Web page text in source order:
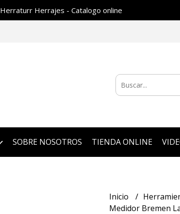
Herraturr Herrajes - Catalogo online
SOBRE NOSOTROS TIENDA ONLINE
Inicio
Medidor Bremen